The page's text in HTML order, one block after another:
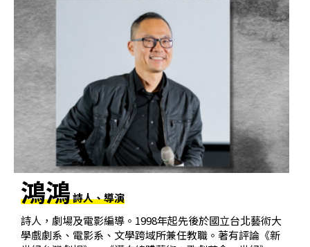
品
最
新
消
息
夜
鶯
基
金
鴻鴻詩人、導演
詩人，劇場及電影編導。1998年起先後於國立台北藝術大
學戲劇系、電影系、文學跨域所兼任教職。著有評論《新